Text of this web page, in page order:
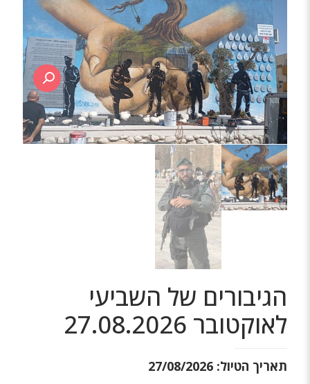
הגיבורים של השביעי
לאוקטובר 27.08.2026
תאריך הטיול: 27/08/2026